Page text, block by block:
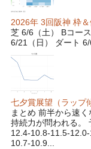
2026年 3回阪神 枠
芝 6/6（土） Bコー
6/21（日） ダート
七夕賞展望（ラップ
まとめ 前半から速
持続力が問われる
12.4-10.8-11.5-
10.7-10.9...